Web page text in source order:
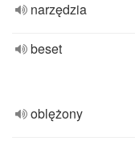
narzędzia
beset
oblężony